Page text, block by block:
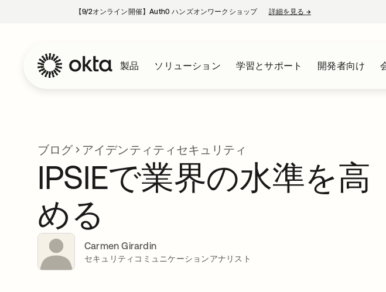
【9/2オンライン開催】Auth0 ハンズオンワークショップ 詳細を見る →新しいタブで開く
製品 ソリューション 学習とサポート 開発者向け
ブログ アイデンティティセキュリティ
IPSIEで業界の水準を高
める
Carmen Girardin
セキュリティコミュニケーションアナリスト